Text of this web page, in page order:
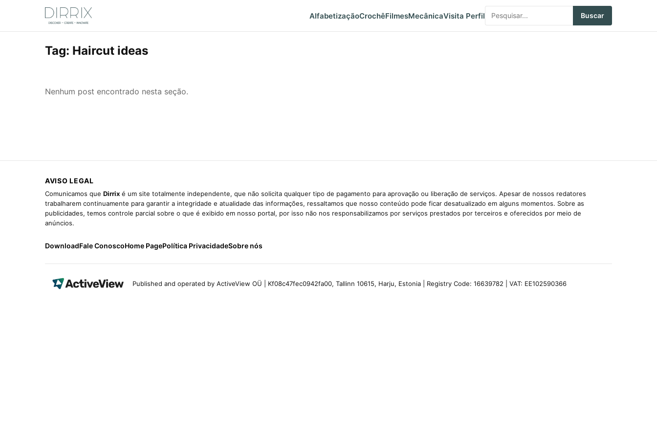
AlfabetizaçãoCrochêFilmesMecânicaVisita Perfil Buscar
Tag: Haircut ideas
Nenhum post encontrado nesta seção.
AVISO LEGAL
Comunicamos que Dirrix é um site totalmente independente, que não solicita qualquer tipo de pagamento para aprovação ou liberação de serviços. Apesar de nossos redatores
trabalharem continuamente para garantir a integridade e atualidade das informações, ressaltamos que nosso conteúdo pode ficar desatualizado em alguns momentos. Sobre as
publicidades, temos controle parcial sobre o que é exibido em nosso portal, por isso não nos responsabilizamos por serviços prestados por terceiros e oferecidos por meio de
anúncios.
DownloadFale ConoscoHome PagePolítica PrivacidadeSobre nós
Published and operated by ActiveView OÜ | Kf08c47fec0942fa00, Tallinn 10615, Harju, Estonia | Registry Code: 16639782 | VAT: EE102590366